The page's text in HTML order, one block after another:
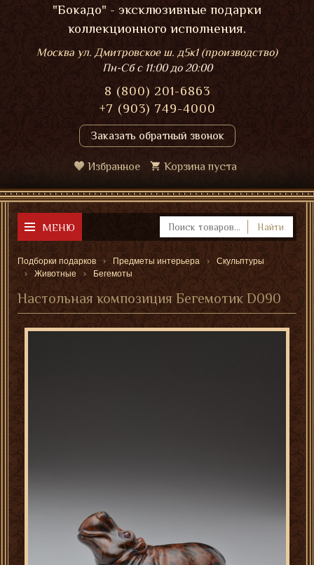
"Бокадо" - эксклюзивные подарки
коллекционного исполнения.
Москва ул. Дмитровское ш. д5к1 (производство)
Пн-Сбс 11:00 до 20:00
8 (800) 201-6863
+7 (903) 749-4000
Заказать обратный звонок
Избранное Корзина пуста
МЕНЮ Найти
Подборки подарков Предметы интерьера
Скульптуры
Животные
Бегемоты
Настольная композиция Бегемотик D090